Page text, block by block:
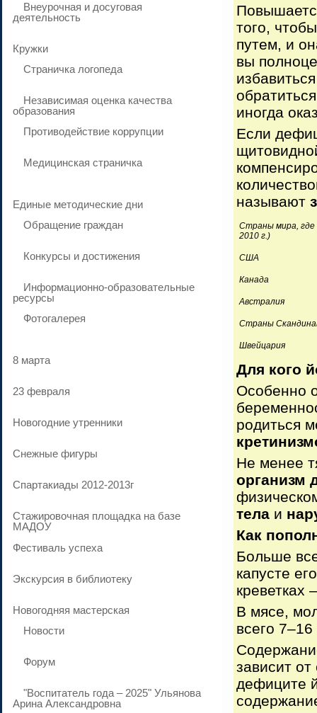
Внеурочная и досуговая
деятельность
Кружки
Страничка логопеда
Независимая оценка качества
образования
Противодействие коррупции
Медицинская страничка
Единые методические дни
Обращение граждан
Конкурсы и достижения
Информационно-образовательные
ресурсы
Фотогалерея
8 марта
23 февраля
Новогодние утренники
Cнежные фигуры
Спартакиады 2012-2013г
Стажировочная площадка на базе
МАДОУ
Фестиваль успеха
Экскурсия в библиотеку
Новогодняя мастерская
Новости
Форум
"Воспитатель года – 2025" Ульянова
Арина Александровна
того,
путем, и
вы
иногда
Если
называют
Страны мира,
2010 г.)
США
Канада
Австралия
Страны
Швейцария
Для кого
Особенно
родиться
Не менее
организм
тела и
Как
Больше
капусте
креветках
В мясе,
всего 7–16
зависит
дефиците